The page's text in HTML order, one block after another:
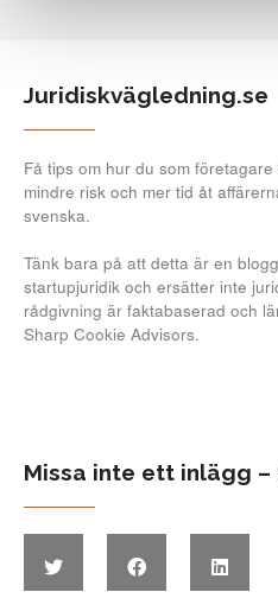
Juridiskvägledning.se
Få tips om hur du som
mindre risk och mer tid åt
svenska.
Tänk bara på att detta är en
startupjuridik och ersätter inte
rådgivning är faktabaserad och
Sharp Cookie Advisors.
Missa inte ett inlägg –